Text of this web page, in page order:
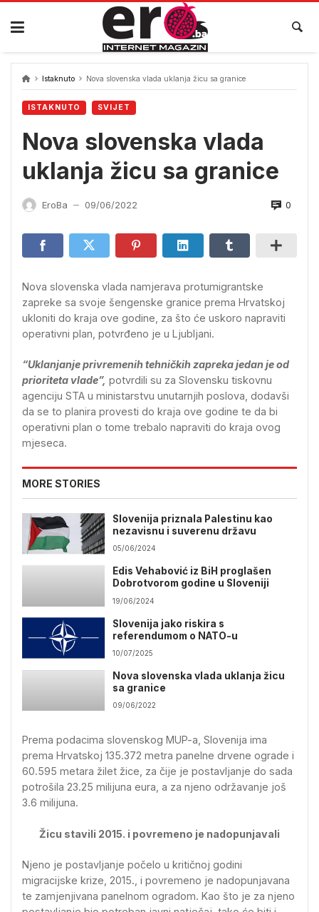
Skip
content
Istaknuto Nova slovenska vlada uklanja žicu sa granice
ISTAKNUTO SVIJET
Nova slovenska vlada
uklanja žicu sa granice
EroBa — 09/06/2022 0
Nova slovenska vlada namjerava protumigrantske
zapreke sa svoje šengenske granice prema Hrvatskoj
ukloniti do kraja ove godine, za što će uskoro napraviti
operativni plan, potvrđeno je u Ljubljani.
“Uklanjanje privremenih tehničkih zapreka jedan je od
prioriteta vlade”, potvrdili su za Slovensku tiskovnu
agenciju STA u ministarstvu unutarnjih poslova, dodavši
da se to planira provesti do kraja ove godine te da bi
operativni plan o tome trebalo napraviti do kraja ovog
mjeseca.
MORE STORIES
Slovenija priznala Palestinu kao
nezavisnu i suverenu državu
05/06/2024
Edis Vehabović iz BiH proglašen
Dobrotvorom godine u Sloveniji
19/06/2024
Slovenija jako riskira s
referendumom o NATO-u
10/07/2025
Nova slovenska vlada uklanja žicu
sa granice
09/06/2022
Prema podacima slovenskog MUP-a, Slovenija ima
prema Hrvatskoj 135.372 metra panelne drvene ograde i
60.595 metara žilet žice, za čije je postavljanje do sada
potrošila 23.25 milijuna eura, a za njeno održavanje još
3.6 milijuna.
Žicu stavili 2015. i povremeno je nadopunjavali
Njeno je postavljanje počelo u kritičnoj godini
migracijske krize, 2015., i povremeno je nadopunjavana
te zamjenjivana panelnom ogradom. Kao što je za njeno